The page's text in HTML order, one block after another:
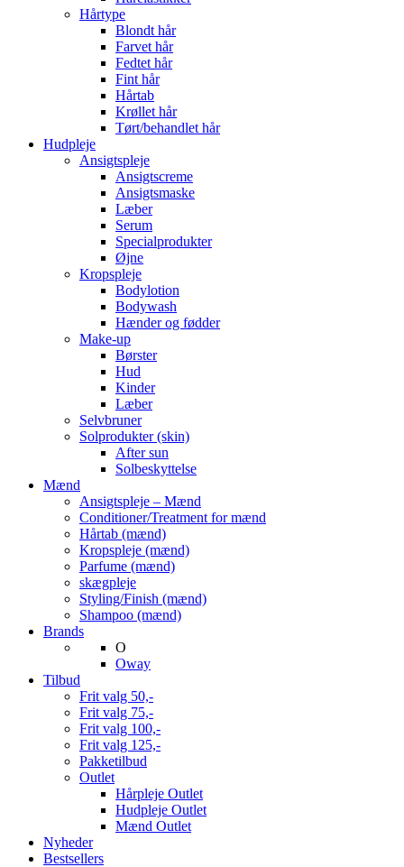
Hårtype
Blondt hår
Farvet hår
Fedtet hår
Fint hår
Hårtab
Krøllet hår
Tørt/behandlet hår
Hudpleje
Ansigtspleje
Ansigtscreme
Ansigtsmaske
Læber
Serum
Specialprodukter
Øjne
Kropspleje
Bodylotion
Bodywash
Hænder og fødder
Make-up
Børster
Hud
Kinder
Læber
Selvbruner
Solprodukter (skin)
After sun
Solbeskyttelse
Mænd
Ansigtspleje – Mænd
Conditioner/Treatment for mænd
Hårtab (mænd)
Kropspleje (mænd)
Parfume (mænd)
skægpleje
Styling/Finish (mænd)
Shampoo (mænd)
Brands
O
Oway
Tilbud
Frit valg 50,-
Frit valg 75,-
Frit valg 100,-
Frit valg 125,-
Pakketilbud
Outlet
Hårpleje Outlet
Hudpleje Outlet
Mænd Outlet
Nyheder
Bestsellers